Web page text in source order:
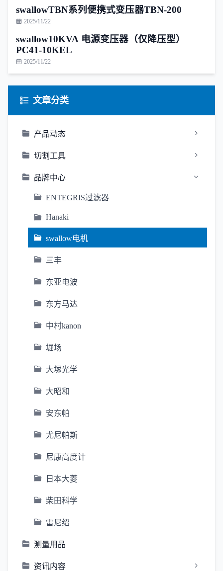
swallowTBN系列便携式变压器TBN-200
2025/11/22
swallow10KVA 电源变压器（仅降压型）
PC41-10KEL
2025/11/22
文章分类
产品动态
切割工具
品牌中心
ENTEGRIS过滤器
Hanaki
swallow电机
三丰
东亚电波
东方马达
中村kanon
堀场
大塚光学
大昭和
安东帕
尤尼帕斯
尼康高度计
日本大菱
柴田科学
雷尼绍
测量用品
资讯内容